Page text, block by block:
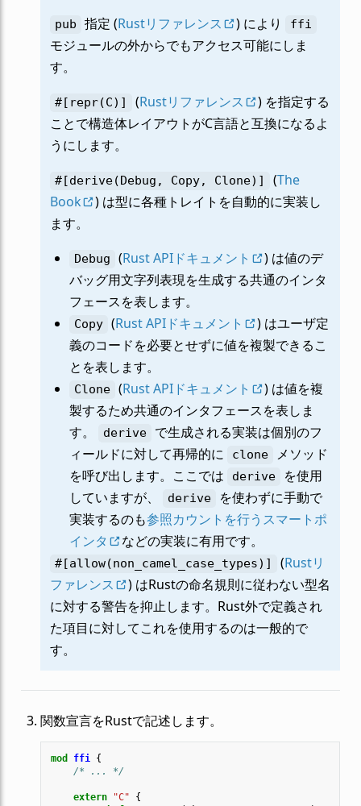
pub 指定 (Rustリファレンス ) により ffi
モジュールの外からでもアクセス可能にしま
す。
#[repr(C)] (Rustリファレンス
) を指定する
ことで構造体レイアウトがC言語と互換になるよ
うにします。
#[derive(Debug, Copy, Clone)] (The
Book
) は型に各種トレイトを自動的に実装し
ます。
Debug (Rust APIドキュメント
) は値のデ
バッグ用文字列表現を生成する共通のインタ
フェースを表します。
Copy (Rust APIドキュメント
) はユーザ定
義のコードを必要とせずに値を複製できるこ
とを表します。
Clone (Rust APIドキュメント
) は値を複
製するため共通のインタフェースを表しま
す。
derive
で生成される実装は個別のフ
ィールドに対して再帰的に
clone
メソッド
を呼び出します。ここでは
derive
を使用
していますが、
derive
を使わずに手動で
実装するのも参照カウントを行うスマートポ
インタ
などの実装に有用です。
#[allow(non_camel_case_types)] (Rustリ
ファレンス
) はRustの命名規則に従わない型名
に対する警告を抑止します。Rust外で定義され
た項目に対してこれを使用するのは一般的で
す。
関数宣言をRustで記述します。
mod ffi {
/* ... */
extern "C"
{